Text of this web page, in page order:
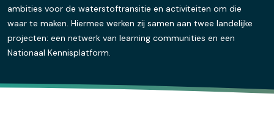
ambities voor de waterstoftransitie en activiteiten om die
waar te maken. Hiermee werken zij samen aan twee landelijke
projecten: een netwerk van learning communities en een
Nationaal Kennisplatform.